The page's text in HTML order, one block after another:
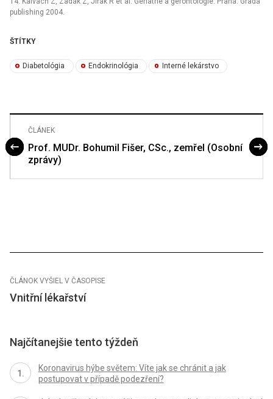
publishing 2004.
ŠTÍTKY
Diabetológia Endokrinológia Interné lekárstvo
ČLÁNEK
Prof. MUDr. Bohumil Fišer, CSc., zemřel (Osobní
zprávy)
ČLÁNOK VYŠIEL V ČASOPISE
Vnitřní lékařství
Najčítanejšie tento týždeň
Koronavirus hýbe světem: Víte jak se chránit a jak
postupovat v případě podezření?